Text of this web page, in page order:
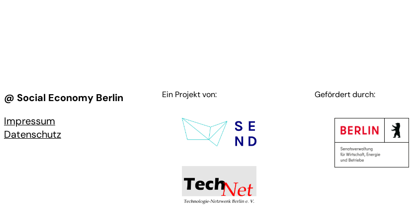
@ Social Economy Berlin
Impressum
Datenschutz
Ein Projekt von: Gefördert durch: